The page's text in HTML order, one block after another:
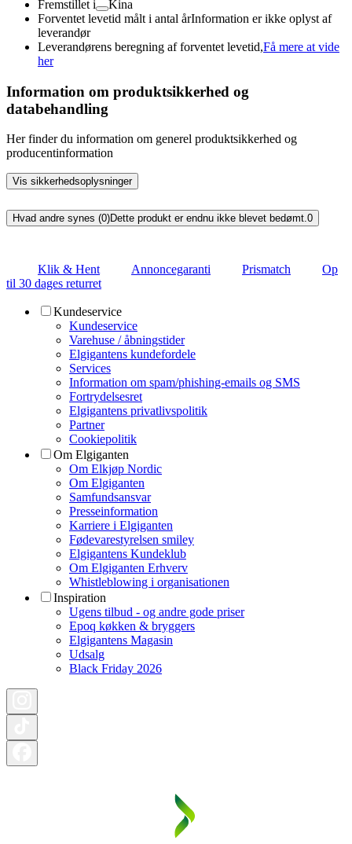
Fremstillet i
Kina
Forventet levetid målt i antal årInformation er ikke oplyst af
leverandør
Leverandørens beregning af forventet levetid,Få mere at vide
her
Information om produktsikkerhed og
databehandling
Her finder du information om generel produktsikkerhed og
producentinformation
Vis sikkerhedsoplysninger
Hvad andre synes (0)Dette produkt er endnu ikke blevet bedømt.0
Klik & Hent Annoncegaranti Prismatch
Op
til 30 dages returret
Kundeservice
Kundeservice
Varehuse / åbningstider
Elgigantens kundefordele
Services
Information om spam/phishing-emails og SMS
Fortrydelsesret
Elgigantens privatlivspolitik
Partner
Cookiepolitik
Om Elgiganten
Om Elkjøp Nordic
Om Elgiganten
Samfundsansvar
Presseinformation
Karriere i Elgiganten
Fødevarestyrelsen smiley
Elgigantens Kundeklub
Om Elgiganten Erhverv
Whistleblowing i organisationen
Inspiration
Ugens tilbud - og andre gode priser
Epoq køkken & bryggers
Elgigantens Magasin
Udsalg
Black Friday 2026